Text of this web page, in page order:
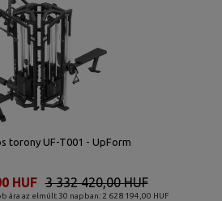
torony UF-T001 - UpForm
ára az elmúlt 30 napban: 2 628 194,00 HUF
3 332 420,00 HUF
HUF